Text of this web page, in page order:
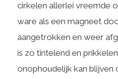
cirkelen allerlei vreemde
ware als een magneet
aangetrokken en weer
is zo tintelend en
onophoudelijk kan blijven